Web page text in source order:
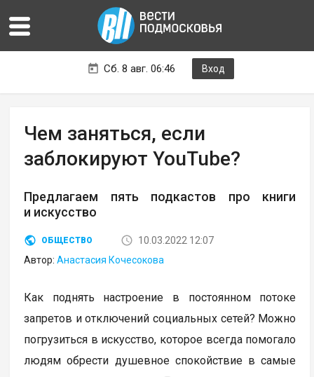
Сб. 8 авг. 06:46 Вход
Чем заняться, если
заблокируют YouTube?
Предлагаем пять подкастов про книги
и искусство
ОБЩЕСТВО
10.03.2022 12:07
Автор:Анастасия Кочесокова
Как поднять настроение в постоянном потоке
запретов и отключений социальных сетей? Можно
погрузиться в искусство, которое всегда помогало
людям обрести душевное спокойствие в самые